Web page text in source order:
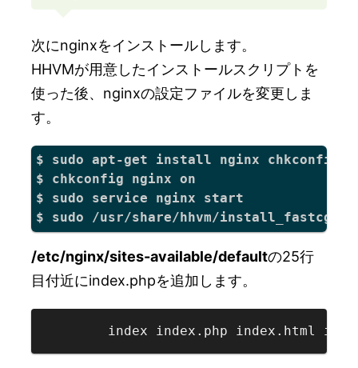
次にnginxをインストールします。
HHVMが用意したインストールスクリプトを
使った後、nginxの設定ファイルを変更しま
す。
$ sudo apt-get install nginx chkconfig
$ chkconfig nginx on
$ sudo service nginx start
/etc/nginx/sites-available/defaultの25行
目付近にindex.phpを追加します。